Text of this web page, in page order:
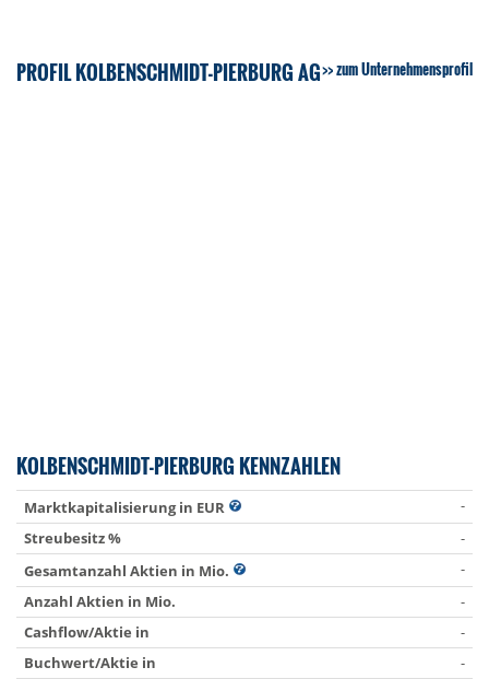
PROFIL KOLBENSCHMIDT-PIERBURG AG zum Unternehmensprofil
KOLBENSCHMIDT-PIERBURG KENNZAHLEN
Marktkapitalisierung in EUR
-
Streubesitz %
-
Gesamtanzahl Aktien in Mio.
-
Anzahl Aktien in Mio.
-
Cashflow/Aktie in
-
Buchwert/Aktie in
-